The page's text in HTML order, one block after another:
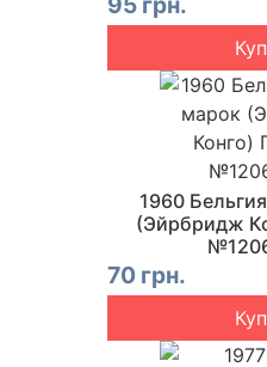
1960
(Эйрбридж
70 грн.